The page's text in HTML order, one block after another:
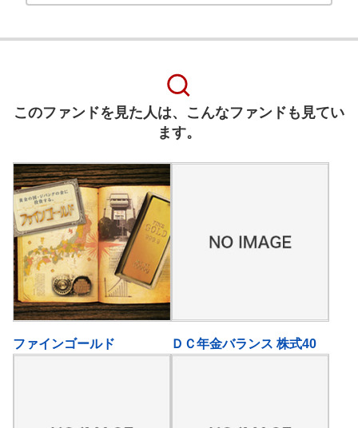
このファンドを見た人は、こんなファンドも見てい
ます。
ファインゴールド ＤＣ年金バランス 株式40